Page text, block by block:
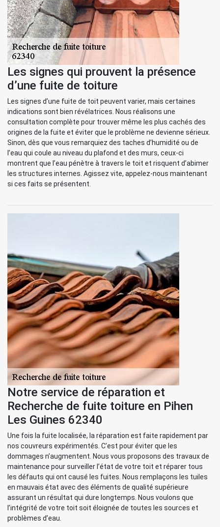
Les signes qui prouvent la présence
d’une fuite de toiture
Les signes d’une fuite de toit peuvent varier, mais certaines
indications sont bien révélatrices. Nous réalisons une
consultation complète pour trouver même les plus cachés des
origines de la fuite et éviter que le problème ne devienne sérieux.
Sinon, dès que vous remarquiez des taches d’humidité ou de
l’eau qui coule au niveau du plafond et des murs, ceux-ci
montrent que l’eau pénètre à travers le toit et risquent d’abimer
les structures internes. Agissez vite, appelez-nous maintenant
si ces faits se présentent.
Notre service de réparation et
Recherche de fuite toiture en Pihen
Les Guines 62340
Une fois la fuite localisée, la réparation est faite rapidement par
nos couvreurs expérimentés. C’est pour éviter que les
dommages n’augmentent. Nous vous proposons des travaux de
maintenance pour surveiller l’état de votre toit et réparer tous
les défauts qui ont causé les fuites. Nous remplaçons les tuiles
en mauvais état avec des éléments de qualité supérieure
assurant un résultat qui dure longtemps. Nous voulons que
l’intégrité de votre toit soit éloignée de toutes les sources et
problèmes d’eau.